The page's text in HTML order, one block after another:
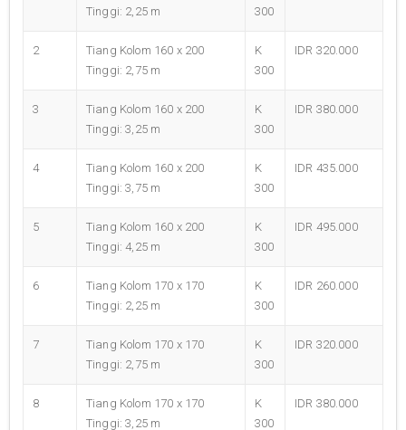
Tinggi: 2,25 m
300
2
Tiang Kolom 160 x 200
Tinggi: 2,75 m
K
300
IDR 320.000
3
Tiang Kolom 160 x 200
Tinggi: 3,25 m
K
300
IDR 380.000
4
Tiang Kolom 160 x 200
Tinggi: 3,75 m
K
300
IDR 435.000
5
Tiang Kolom 160 x 200
Tinggi: 4,25 m
K
300
IDR 495.000
6
Tiang Kolom 170 x 170
Tinggi: 2,25 m
K
300
IDR 260.000
7
Tiang Kolom 170 x 170
Tinggi: 2,75 m
K
300
IDR 320.000
8
Tiang Kolom 170 x 170
Tinggi: 3,25 m
K
300
IDR 380.000